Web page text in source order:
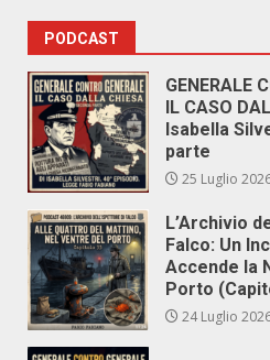
PODCAST
GENERALE
IL CASO
Isabella
parte
25 Luglio
L’Archivio
Falco: Un
Accende la
Porto
24 Luglio